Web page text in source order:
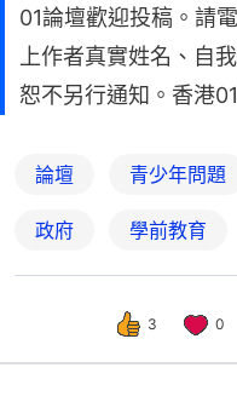
01論壇歡迎投稿。請
上作者真實姓名、自
恕不另行通知。香港
論壇 青少年問題
政府 學前教育
3 0